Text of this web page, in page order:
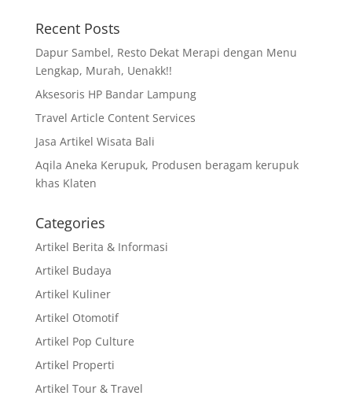
Recent Posts
Dapur Sambel, Resto Dekat Merapi dengan Menu
Lengkap, Murah, Uenakk!!
Aksesoris HP Bandar Lampung
Travel Article Content Services
Jasa Artikel Wisata Bali
Aqila Aneka Kerupuk, Produsen beragam kerupuk
khas Klaten
Categories
Artikel Berita & Informasi
Artikel Budaya
Artikel Kuliner
Artikel Otomotif
Artikel Pop Culture
Artikel Properti
Artikel Tour & Travel